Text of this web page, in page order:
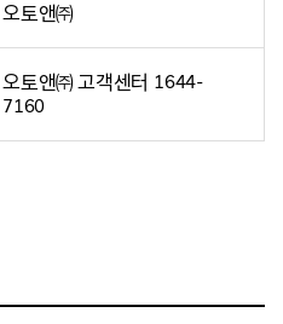
오토앤㈜
오토앤㈜ 고객센터 1644-
7160